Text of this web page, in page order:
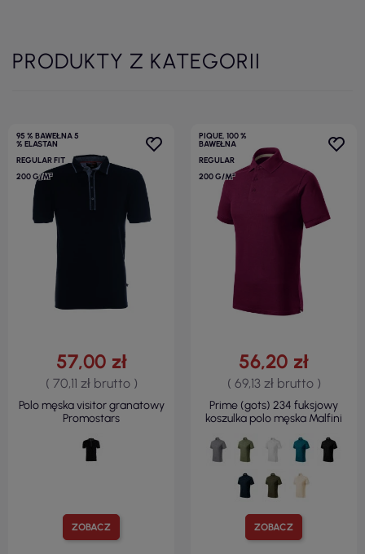
PRODUKTY Z KATEGORII
95 % BAWEŁNA 5
% ELASTAN
REGULAR FIT
200 G/M²
ZOBACZ
57,00 zł
( 70,11 zł brutto )
Polo męska visitor granatowy
Promostars
PIQUE, 100 %
BAWEŁNA
REGULAR
200 G/M²
ZOBACZ
56,20 zł
( 69,13 zł brutto )
Prime (gots) 234 fuksjowy
koszulka polo męska Malfini